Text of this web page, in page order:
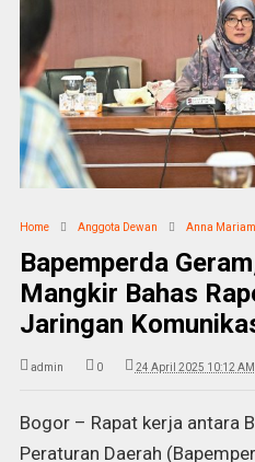
Home Anggota Dewan Anna Mariam
Bapemperda
Mangkir Bahas
Jaringan
admin 0 24 April 2025 10:12 AM
Bogor – Rapat kerja antara
Peraturan Daerah